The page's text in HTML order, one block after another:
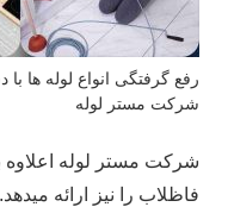
رفع گرفتگی انواع لوله ها با
شرکت مستر لوله
شرکت مستر لوله اعلاوه
فاظلاب را نیز ارائه